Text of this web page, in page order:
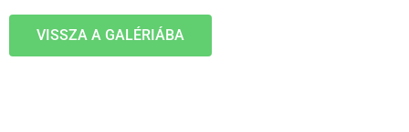
VISSZA A GALÉRIÁBA